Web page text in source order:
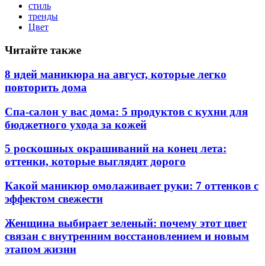
стиль
тренды
Цвет
Читайте также
8 идей маникюра на август, которые легко
повторить дома
Спа-салон у вас дома: 5 продуктов с кухни для
бюджетного ухода за кожей
5 роскошных окрашиваний на конец лета:
оттенки, которые выглядят дорого
Какой маникюр омолаживает руки: 7 оттенков с
эффектом свежести
Женщина выбирает зеленый: почему этот цвет
связан с внутренним восстановлением и новым
этапом жизни